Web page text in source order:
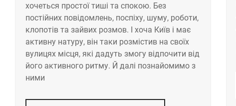
хочеться простої тиші та спокою. Без
постійних повідомлень, поспіху, шуму, роботи,
клопотів та зайвих розмов. І хоча Київ і має
активну натуру, він таки розмістив на своїх
вулицях місця, які дадуть змогу відпочити від
його активного ритму. Й далі познайомимо з
ними